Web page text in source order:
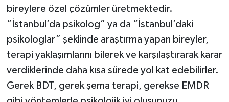
bireylere özel çözümler üretmektedir.
“İstanbul’da psikolog” ya da “İstanbul’daki
psikologlar” şeklinde araştırma yapan bireyler,
terapi yaklaşımlarını bilerek ve karşılaştırarak karar
verdiklerinde daha kısa sürede yol kat edebilirler.
Gerek BDT, gerek şema terapi, gerekse EMDR